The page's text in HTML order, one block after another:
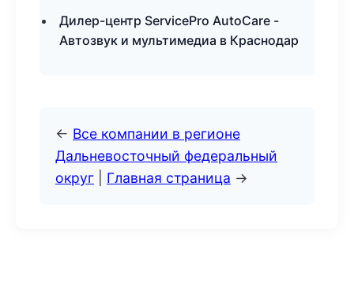
Дилер-центр ServicePro AutoCare -
Автозвук и мультимедиа в Краснодар
← Все компании в регионе
Дальневосточный федеральный
округ
Главная страница →